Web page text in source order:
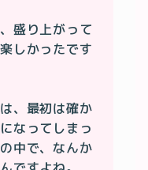
盛り上がって
しかったです
、最初は確か
なってしまっ
中で、なんか